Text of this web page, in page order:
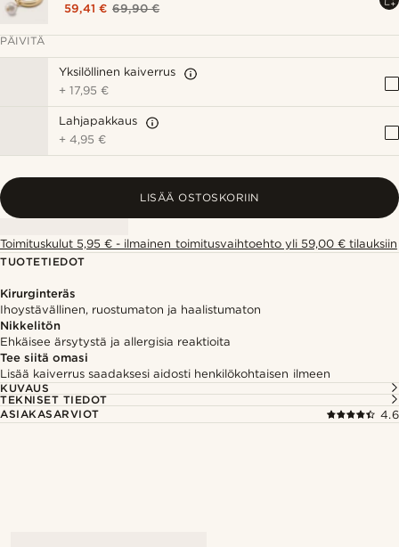
59,41 € 69,90 €
PÄIVITÄ
Yksilöllinen kaiverrus
+17,95 €
Lahjapakkaus
+4,95 €
LISÄÄ OSTOSKORIIN
Toimituskulut 5,95 € - ilmainen toimitusvaihtoehto yli 59,00 € tilauksiin
TUOTETIEDOT
Kirurginteräs
Ihoystävällinen, ruostumaton ja haalistumaton
Nikkelitön
Ehkäisee ärsytystä ja allergisia reaktioita
Tee siitä omasi
Lisää kaiverrus saadaksesi aidosti henkilökohtaisen ilmeen
KUVAUS
TEKNISET TIEDOT
ASIAKASARVIOT
4.6